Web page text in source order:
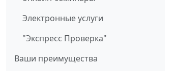
Электронные услуги
"Экспресс Проверка"
Ваши преимущества